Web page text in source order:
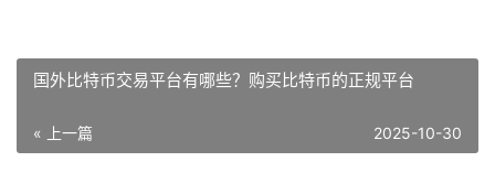
国外比特币交易平台有哪些？购买比特币的正规平台
« 上一篇 2025-10-30